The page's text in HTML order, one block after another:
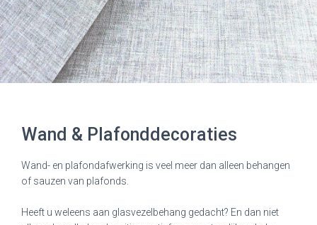
Wand & Plafonddecoraties
Wand- en plafondafwerking is veel meer dan alleen behangen
of sauzen van plafonds.
Heeft u weleens aan glasvezelbehang gedacht? En dan niet